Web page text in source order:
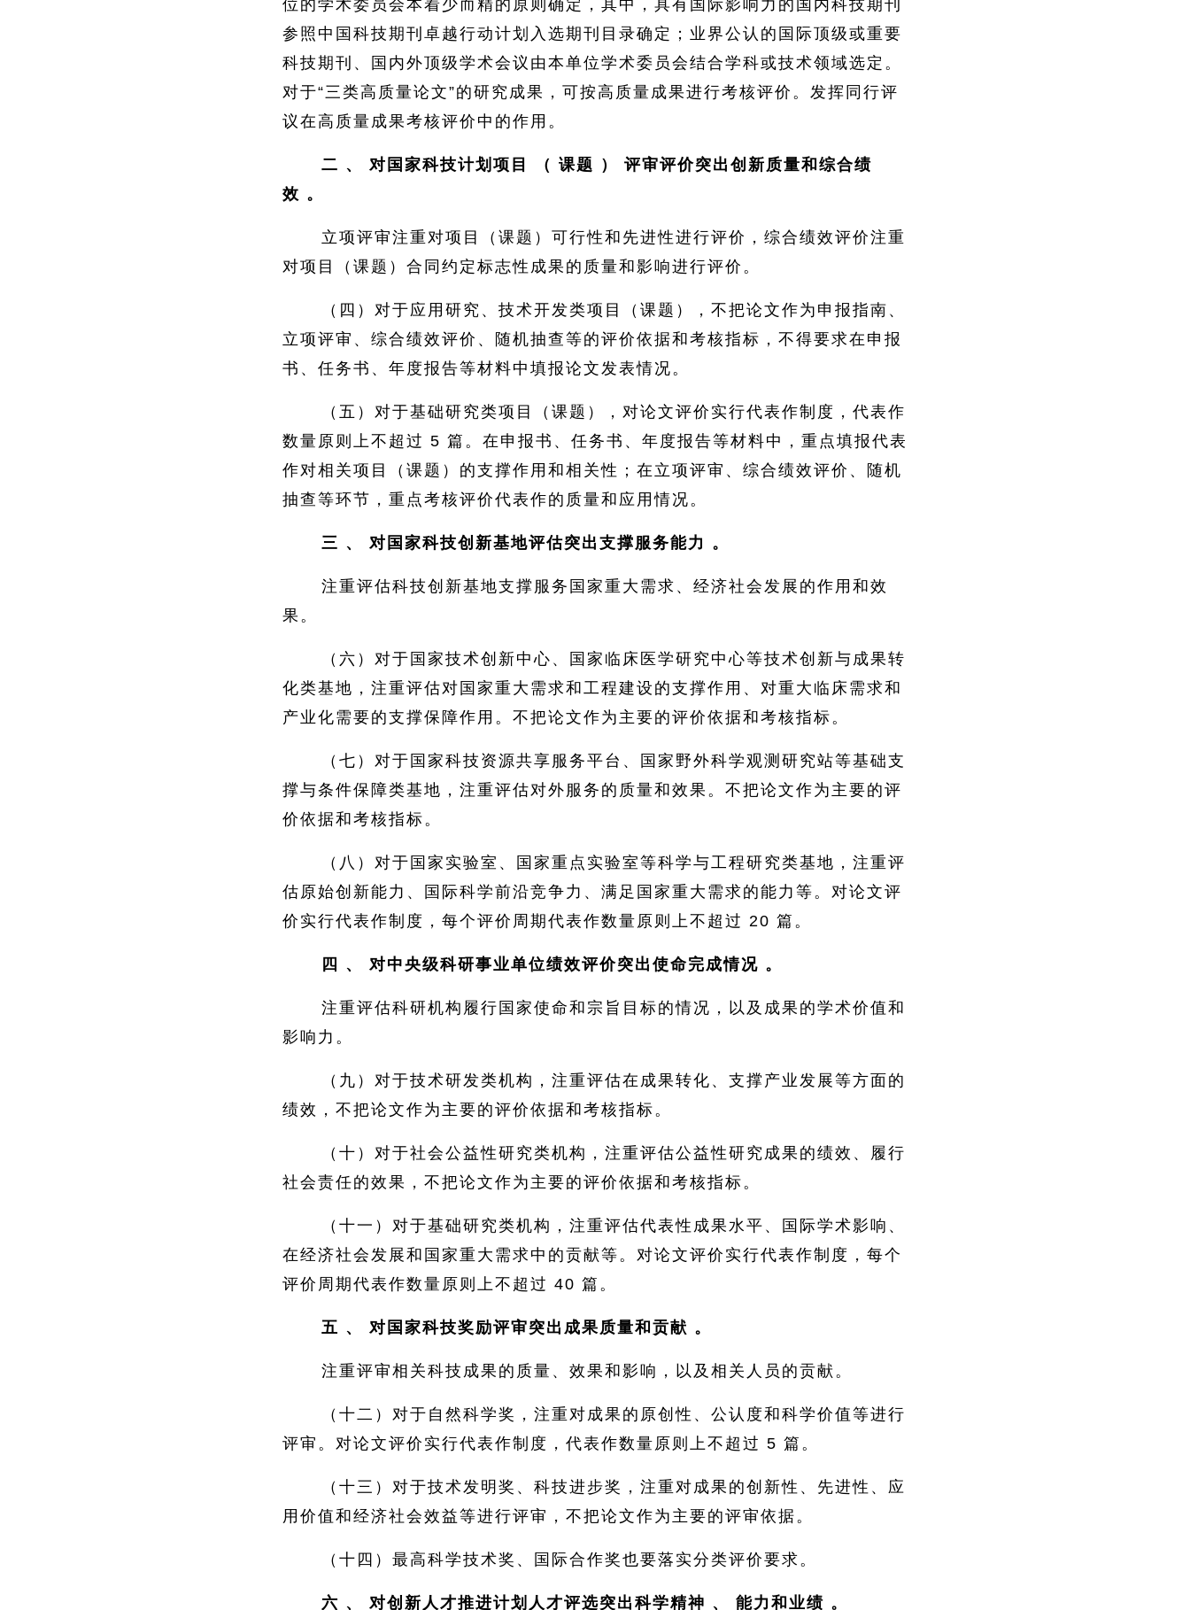
位的学术委员会本着少而精的原则确定，其中，具有国际影响力的国内科技期刊
参照中国科技期刊卓越行动计划入选期刊目录确定；业界公认的国际顶级或重要
科技期刊、国内外顶级学术会议由本单位学术委员会结合学科或技术领域选定。
对于“三类高质量论文”的研究成果，可按高质量成果进行考核评价。发挥同行评
议在高质量成果考核评价中的作用。
二 、 对国家科技计划项目 （ 课题 ）
评审评价突出创新质量和综合绩
效 。
立项评审注重对项目（课题）可行性和先进性进行评价，综合绩效评价注重
对项目（课题）合同约定标志性成果的质量和影响进行评价。
（四）对于应用研究、技术开发类项目（课题），不把论文作为申报指南、
立项评审、综合绩效评价、随机抽查等的评价依据和考核指标，不得要求在申报
书、任务书、年度报告等材料中填报论文发表情况。
（五）对于基础研究类项目（课题），对论文评价实行代表作制度，代表作
数量原则上不超过 5 篇。在申报书、任务书、年度报告等材料中，重点填报代表
作对相关项目（课题）的支撑作用和相关性；在立项评审、综合绩效评价、随机
抽查等环节，重点考核评价代表作的质量和应用情况。
三 、 对国家科技创新基地评估突出支撑服务能力 。
注重评估科技创新基地支撑服务国家重大需求、经济社会发展的作用和效
果。
（六）对于国家技术创新中心、国家临床医学研究中心等技术创新与成果转
化类基地，注重评估对国家重大需求和工程建设的支撑作用、对重大临床需求和
产业化需要的支撑保障作用。不把论文作为主要的评价依据和考核指标。
（七）对于国家科技资源共享服务平台、国家野外科学观测研究站等基础支
撑与条件保障类基地，注重评估对外服务的质量和效果。不把论文作为主要的评
价依据和考核指标。
（八）对于国家实验室、国家重点实验室等科学与工程研究类基地，注重评
估原始创新能力、国际科学前沿竞争力、满足国家重大需求的能力等。对论文评
价实行代表作制度，每个评价周期代表作数量原则上不超过 20 篇。
四 、 对中央级科研事业单位绩效评价突出使命完成情况 。
注重评估科研机构履行国家使命和宗旨目标的情况，以及成果的学术价值和
影响力。
（九）对于技术研发类机构，注重评估在成果转化、支撑产业发展等方面的
绩效，不把论文作为主要的评价依据和考核指标。
（十）对于社会公益性研究类机构，注重评估公益性研究成果的绩效、履行
社会责任的效果，不把论文作为主要的评价依据和考核指标。
（十一）对于基础研究类机构，注重评估代表性成果水平、国际学术影响、
在经济社会发展和国家重大需求中的贡献等。对论文评价实行代表作制度，每个
评价周期代表作数量原则上不超过 40 篇。
五 、 对国家科技奖励评审突出成果质量和贡献 。
注重评审相关科技成果的质量、效果和影响，以及相关人员的贡献。
（十二）对于自然科学奖，注重对成果的原创性、公认度和科学价值等进行
评审。对论文评价实行代表作制度，代表作数量原则上不超过 5 篇。
（十三）对于技术发明奖、科技进步奖，注重对成果的创新性、先进性、应
用价值和经济社会效益等进行评审，不把论文作为主要的评审依据。
（十四）最高科学技术奖、国际合作奖也要落实分类评价要求。
六 、 对创新人才推进计划人才评选突出科学精神 、 能力和业绩 。